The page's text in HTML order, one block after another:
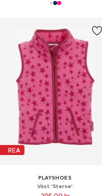
REA
PLAYSHOES
Väst 'Sterne'